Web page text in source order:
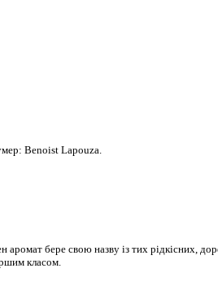
Benoist Lapouza.
бере свою назву із тих рідкісних,
класом.